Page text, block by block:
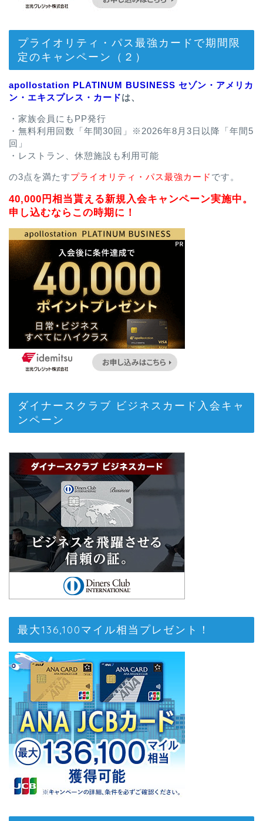
プライオリティ・パス最強カードで期間限
定のキャンペーン（２）
apollostation PLATINUM BUSINESS セゾン・アメリカ
ン・エキスプレス・カードは、
・家族会員にもPP発行
・無料利用回数「年間30回」※2026年8月3日以降「年間5
回」
・レストラン、休憩施設も利用可能
の3点を満たすプライオリティ・パス最強カード です。
40,000円相当貰える新規入会キャンペーン実施中。
申し込むならこの時期に！
ダイナースクラブ ビジネスカード入会キャ
ンペーン
最大136,100マイル相当プレゼント！